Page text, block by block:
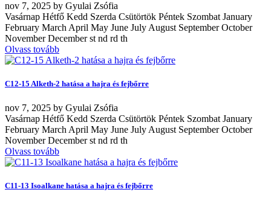
nov 7, 2025 by Gyulai Zsófia
Vasárnap Hétfő Kedd Szerda Csütörtök Péntek Szombat January
February March April May June July August September October
November December st nd rd th
Olvass tovább
C12-15 Alketh-2 hatása a hajra és fejbőrre
nov 7, 2025 by Gyulai Zsófia
Vasárnap Hétfő Kedd Szerda Csütörtök Péntek Szombat January
February March April May June July August September October
November December st nd rd th
Olvass tovább
C11-13 Isoalkane hatása a hajra és fejbőrre